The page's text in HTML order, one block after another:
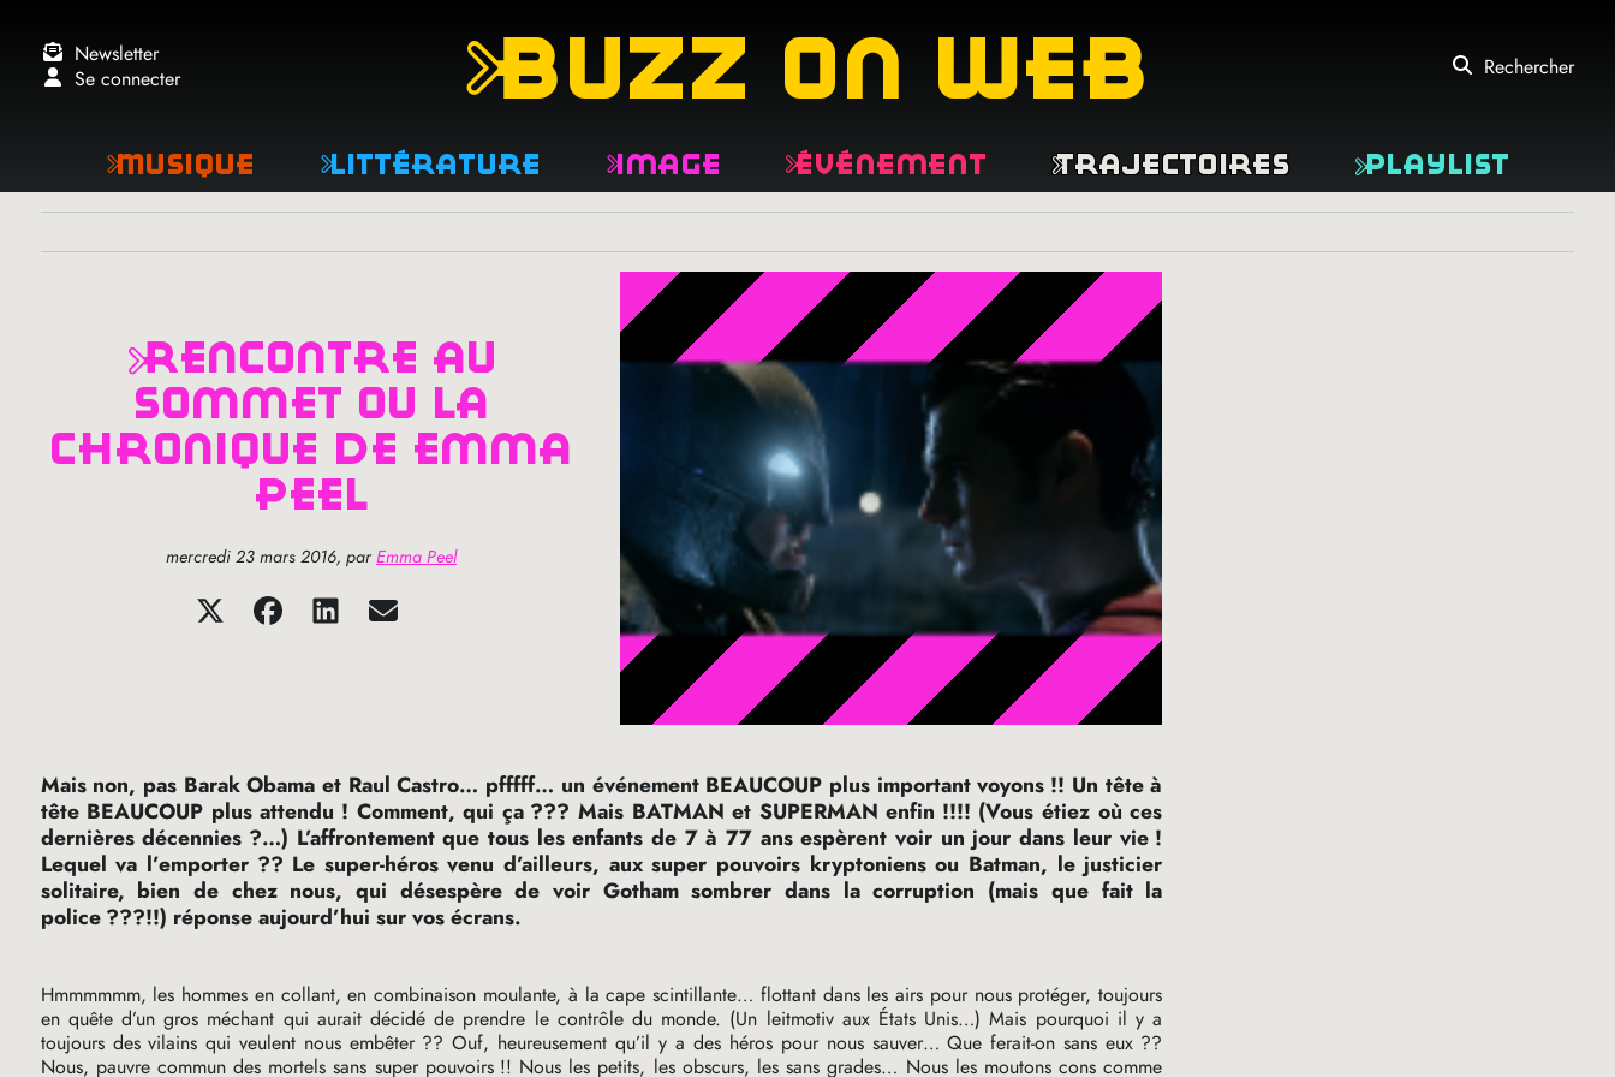
Newsletter
Se connecter
buzz on web Rechercher
Musique Littérature Image Événement Trajectoires Playlist
rencontre au
sommet ou la
chronique de emma
peel
mercredi 23 mars 2016, parEmma Peel
Mais non, pas Barak Obama et Raul Castro… pfffff… un événement BEAUCOUP plus important voyons !! Un tête à
tête BEAUCOUP plus attendu ! Comment, qui ça ??? Mais BATMAN et SUPERMAN enfin !!!! (Vous étiez où ces
dernières décennies ?…) L’affrontement que tous les enfants de 7 à 77 ans espèrent voir un jour dans leur vie !
Lequel va l’emporter ?? Le super-héros venu d’ailleurs, aux super pouvoirs kryptoniens ou Batman, le justicier
solitaire, bien de chez nous, qui désespère de voir Gotham sombrer dans la corruption (mais que fait la
police ???!!) réponse aujourd’hui sur vos écrans.
Hmmmmmm, les hommes en collant, en combinaison moulante, à la cape scintillante… flottant dans les airs pour nous protéger, toujours
en quête d’un gros méchant qui aurait décidé de prendre le contrôle du monde. (Un leitmotiv aux États Unis…) Mais pourquoi il y a
toujours des vilains qui veulent nous embêter ?? Ouf, heureusement qu’il y a des héros pour nous sauver… Que ferait-on sans eux ??
Nous, pauvre commun des mortels sans super pouvoirs !! Nous les petits, les obscurs, les sans grades… Nous les moutons cons comme